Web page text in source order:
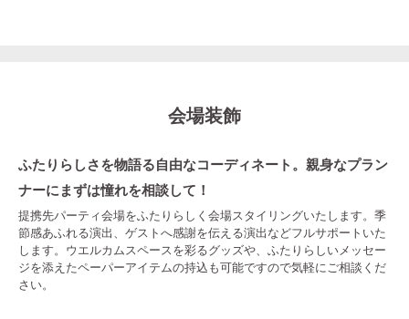
会場装飾
ふたりらしさを物語る自由なコーディネート。親身なプラン
ナーにまずは憧れを相談して！
提携先パーティ会場をふたりらしく会場スタイリングいたします。季
節感あふれる演出、ゲストへ感謝を伝える演出などフルサポートいた
します。ウエルカムスペースを彩るグッズや、ふたりらしいメッセー
ジを添えたペーパーアイテムの持込も可能ですので気軽にご相談くだ
さい。